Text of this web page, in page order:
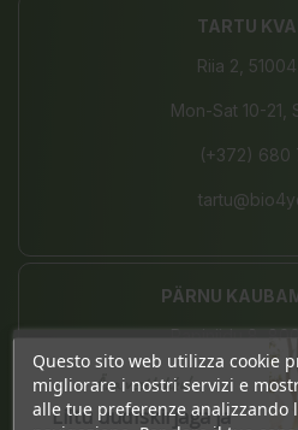
TARTU
Riia 2,
Mon-Sat 10-21,
(+372) 680
PÄRNU
Papiniidu 8,
Mon-Sun
(+372) 442
Questo sito web utilizza cookie
migliorare i nostri servizi e
alle tue preferenze
Ära veel lahku!
Liitu uudiskirjaga ja